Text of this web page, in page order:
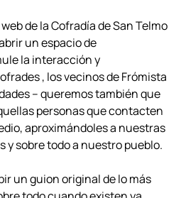
de la Cofradía de San Telmo
un espacio de
la interacción y
, los vecinos de Frómista
– queremos también que
personas que contacten
aproximándoles a nuestras
y sobre todo a nuestro pueblo.
un guion original de lo más